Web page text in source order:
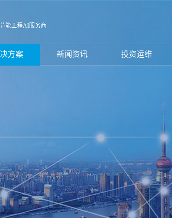
能工程AI服务商
方案 新闻资讯 投资运维